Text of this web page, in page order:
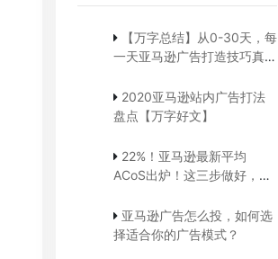
【万字总结】从0-30天，每
一天亚马逊广告打造技巧真实
2020亚马逊站内广告打法
盘点【万字好文】
22%！亚马逊最新平均
ACoS出炉！这三步做好，
亚马逊广告怎么投，如何选
择适合你的广告模式？